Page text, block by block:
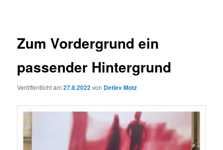
Zum Vordergrund ein
passender Hintergrund
Veröffentlicht am27.8.2022von Detlev Motz